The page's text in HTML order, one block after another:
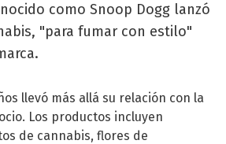
como Snoop Dogg lanzó
"para fumar con estilo"
llevó más allá su relación con la
Los productos incluyen
de cannabis, flores de